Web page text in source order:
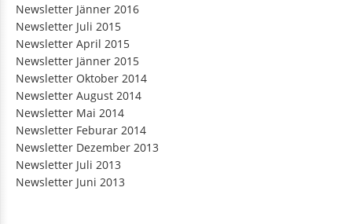
Newsletter Jänner 2016
Newsletter Juli 2015
Newsletter April 2015
Newsletter Jänner 2015
Newsletter Oktober 2014
Newsletter August 2014
Newsletter Mai 2014
Newsletter Feburar 2014
Newsletter Dezember 2013
Newsletter Juli 2013
Newsletter Juni 2013